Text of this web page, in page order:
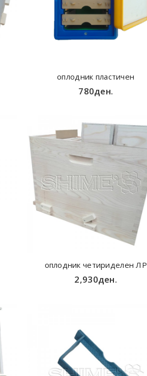
оплодник пластичен
780ден.
оплодник четириделен ЛР
2,930ден.